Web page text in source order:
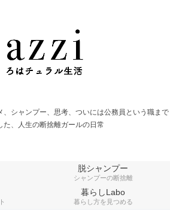
、シャンプー、思考、ついには公務員という職まで
た、人生の断捨離ガールの日常
脱シャンプー
シャンプーの断捨離
暮らしLabo
暮らし方を見つめる